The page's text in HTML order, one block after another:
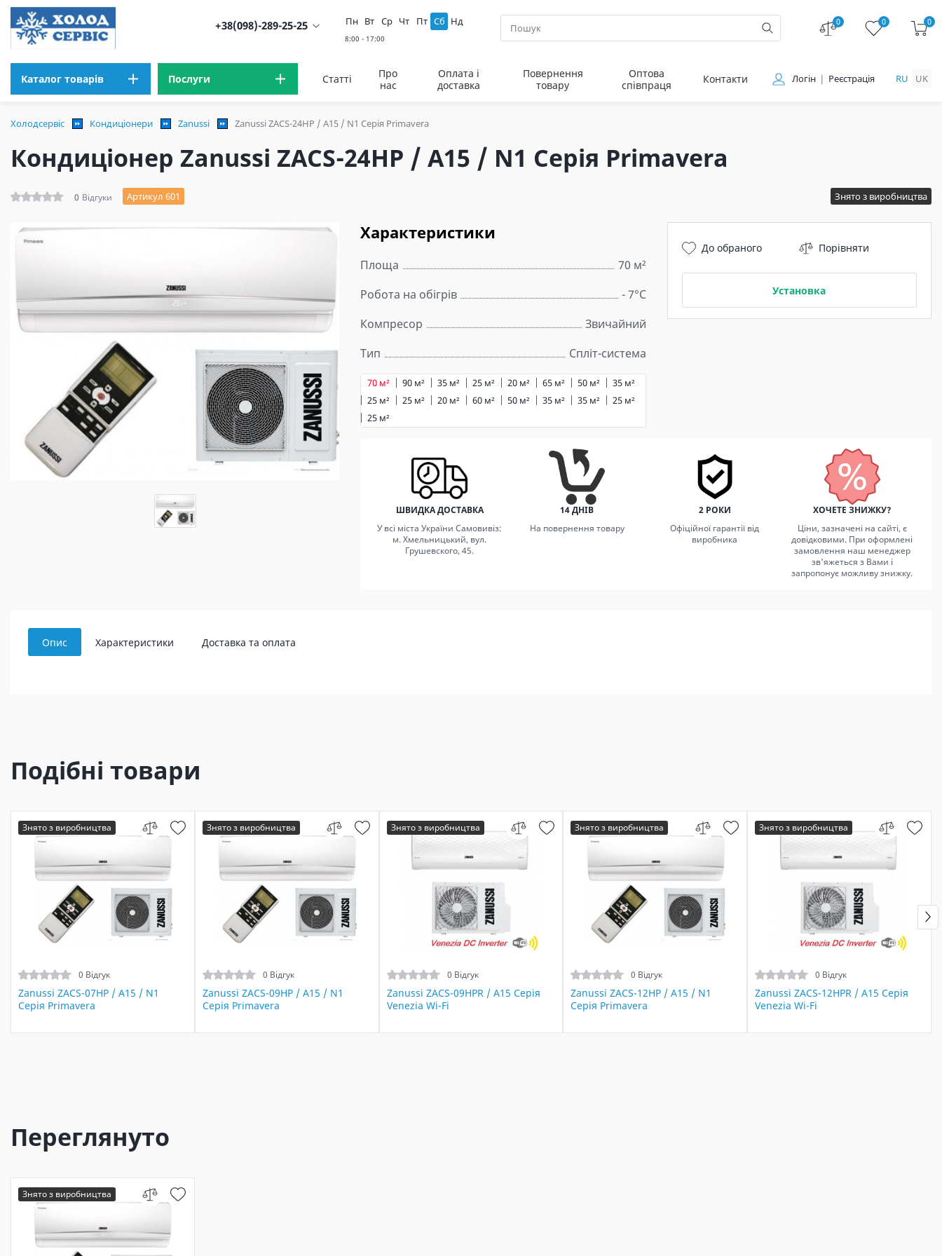
+38(098)-289-25-25 Пн Вт Ср Чт Пт Сб Нд 0 0 0
Каталог товарів Послуги Статті
Про
нас
Оплата і
доставка
Повернення
товару
Оптова
співпраця
Контакти Логін Реєстрація RU UK
Холодсервіс Кондиціонери Zanussi Zanussi ZACS-24HP / A15 / N1 Серія Primavera
Кондиціонер Zanussi ZACS-24HP / A15 / N1 Серія Primavera
0 Відгуки Артикул 601 Знято з виробництва
Характеристики
Площа
70 м²
Робота на обігрів
- 7°C
Компресор
Звичайний
Тип
Спліт-система
90 м² 35 м² 25 м² 20 м² 65 м² 50 м²
35 м²
25 м²
25 м² 20 м² 60 м²
70 м²
50 м²
35 м² 35 м²
25 м²
25 м²
До обраного Порівняти
Установка
ШВИДКА ДОСТАВКА
У всі міста України Самовивіз:
м. Хмельницький, вул.
Грушевского, 45.
14 ДНІВ
На повернення товару
2 РОКИ
Офіційної гарантії від
виробника
ХОЧЕТЕ ЗНИЖКУ?
Ціни, зазначені на сайті, є
довідковими. При оформлені
замовлення наш менеджер
зв'яжеться з Вами і
запропонує можливу знижку.
Опис Характеристики Доставка та оплата
Подібні товари
Знято з виробництва
0 Відгук
Zanussi ZACS-07HP / A15 / N1
Серія Primavera
Знято з виробництва
0 Відгук
Zanussi ZACS-09HP / A15 / N1
Серія Primavera
Знято з виробництва
0 Відгук
Zanussi ZACS-09HPR / A15 Серія
Venezia Wi-Fi
Знято з виробництва
0 Відгук
Zanussi ZACS-12HP / A15 / N1
Серія Primavera
Знято з виробництва
0 Відгук
Zanussi ZACS-12HPR / A15 Серія
Venezia Wi-Fi
Переглянуто
Знято з виробництва